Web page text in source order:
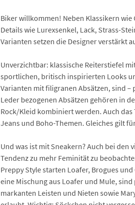
Biker willkommen! Neben Klassikern
Details wie Lurexsenkel, Lack, Strass-
Varianten setzen die Designer verstärkt
Unverzichtbar: klassische Reiterstiefel
sportlichen, britisch inspirierten Looks
Varianten mit filigranen Absätzen, sind –
Leder bezogenen Absätzen gehören in
Rock/Kleid kombiniert werden. Auch
Jeans und Boho-Themen. Gleiches gilt
Und was ist mit Sneakern? Auch bei
Tendenz zu mehr Feminität zu
Preppy Style starten Loafer, Brogues
eine Mischung aus Loafer und Mule,
markanten Leisten und Nieten sowie